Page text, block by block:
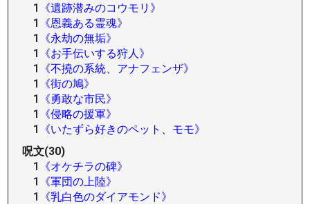
1
《遺跡潜みのコウモリ》
1
《恩義ある霊魂》
1
《永劫の無垢》
1
《お手伝いする狩人》
1
《不撓の系統、アナフェンザ》
1
《街の鳩》
1
《勇敢な市民》
1
《侵略の援軍》
1
《いたずら好きのペット、モモ》
呪文(30)
1
《オケチラの碑》
1
《軍団の上陸》
1
《乳白色のダイアモンド》